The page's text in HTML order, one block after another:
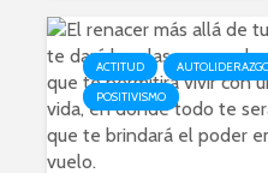
ACTITUD
POSITIVISMO